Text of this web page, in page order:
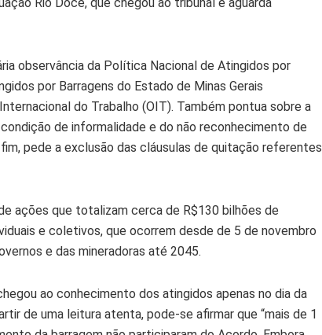
observância da Política Nacional de Atingidos por
por Barragens do Estado de Minas Gerais
do Trabalho (OIT). Também pontua sobre a
de informalidade e do não reconhecimento de
pede a exclusão das cláusulas de quitação referentes
ações que totalizam cerca de R$130 bilhões de
e coletivos, que ocorrem desde de 5 de novembro
e das mineradoras até 2045.
ao conhecimento dos atingidos apenas no dia da
de uma leitura atenta, pode-se afirmar que “mais de 1